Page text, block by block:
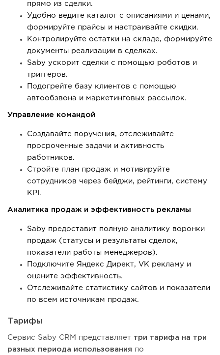
прямо из сделки.
Удобно ведите каталог с описаниями и ценами,
формируйте прайсы и настраивайте скидки.
Контролируйте остатки на складе, формируйте
документы реализации в сделках.
Saby ускорит сделки с помощью роботов и
триггеров.
Подогрейте базу клиентов с помощью
автообзвона и маркетинговых рассылок.
Управление командой
Создавайте поручения, отслеживайте
просроченные задачи и активность
работников.
Стройте план продаж и мотивируйте
сотрудников через бейджи, рейтинги, систему
KPI.
Аналитика продаж и эффективность рекламы
Saby предоставит полную аналитику воронки
продаж (статусы и результаты сделок,
показатели работы менеджеров).
Подключите Яндекс Директ, VK рекламу и
оцените эффективность.
Отслеживайте статистику сайтов и показатели
по всем источникам продаж.
Тарифы
Сервис Saby CRM представляет три тарифа на три
разных периода использования по